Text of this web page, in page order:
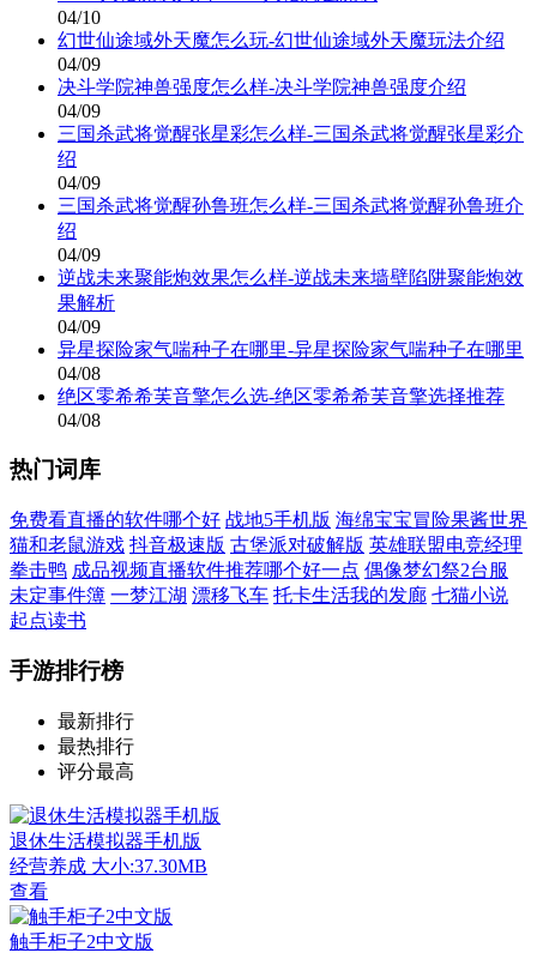
04/10
幻世仙途域外天魔怎么玩-幻世仙途域外天魔玩法介绍
04/09
决斗学院神兽强度怎么样-决斗学院神兽强度介绍
04/09
三国杀武将觉醒张星彩怎么样-三国杀武将觉醒张星彩介
绍
04/09
三国杀武将觉醒孙鲁班怎么样-三国杀武将觉醒孙鲁班介
绍
04/09
逆战未来聚能炮效果怎么样-逆战未来墙壁陷阱聚能炮效
果解析
04/09
异星探险家气喘种子在哪里-异星探险家气喘种子在哪里
04/08
绝区零希希芙音擎怎么选-绝区零希希芙音擎选择推荐
04/08
热门词库
免费看直播的软件哪个好 战地5手机版 海绵宝宝冒险果酱世界
猫和老鼠游戏 抖音极速版 古堡派对破解版 英雄联盟电竞经理
拳击鸭 成品视频直播软件推荐哪个好一点 偶像梦幻祭2台服
未定事件簿 一梦江湖 漂移飞车 托卡生活我的发廊 七猫小说
起点读书
手游排行榜
最新排行
最热排行
评分最高
退休生活模拟器手机版
经营养成 大小:37.30MB
查看
触手柜子2中文版